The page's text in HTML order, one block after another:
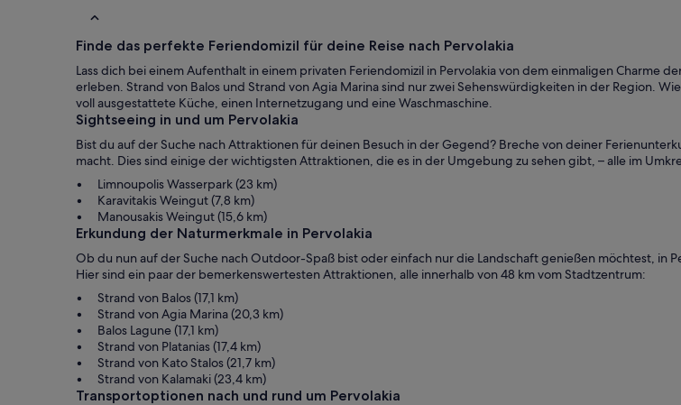
Finde das perfekte Feriendomizil für deine Reise nach Pervolakia
Lass dich bei einem Aufenthalt in einem privaten Feriendomizil in Pervolakia von dem einmaligen Charme
erleben. Strand von Balos und Strand von Agia Marina sind nur zwei Sehenswürdigkeiten in der Region.
voll ausgestattete Küche, einen Internetzugang und eine Waschmaschine.
Sightseeing in und um Pervolakia
Bist du auf der Suche nach Attraktionen für deinen Besuch in der Gegend? Breche von deiner
macht. Dies sind einige der wichtigsten Attraktionen, die es in der Umgebung zu sehen gibt, – alle im
Limnoupolis Wasserpark (23 km)
Karavitakis Weingut (7,8 km)
Manousakis Weingut (15,6 km)
Erkundung der Naturmerkmale in Pervolakia
Ob du nun auf der Suche nach Outdoor-Spaß bist oder einfach nur die Landschaft genießen möchtest, in
Hier sind ein paar der bemerkenswertesten Attraktionen, alle innerhalb von 48 km vom Stadtzentrum:
Strand von Balos (17,1 km)
Strand von Agia Marina (20,3 km)
Balos Lagune (17,1 km)
Strand von Platanias (17,4 km)
Strand von Kato Stalos (21,7 km)
Strand von Kalamaki (23,4 km)
Transportoptionen nach und rund um Pervolakia